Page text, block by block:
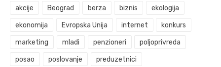
akcije Beograd berza biznis ekologija
ekonomija Evropska Unija internet konkurs
marketing mladi penzioneri poljoprivreda
posao poslovanje preduzetnici